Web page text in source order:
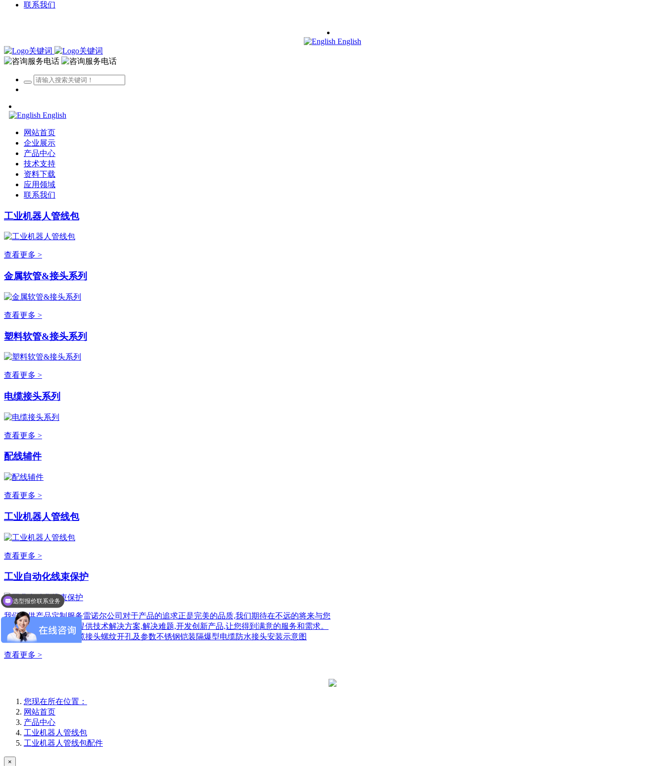
联系我们
English
English
网站首页
企业展示
产品中心
技术支持
资料下载
应用领域
联系我们
工业机器人管线包
查看更多 >
金属软管&接头系列
查看更多 >
塑料软管&接头系列
查看更多 >
电缆接头系列
查看更多 >
配线辅件
查看更多 >
工业机器人管线包
查看更多 >
工业自动化线束保护
我们提供产品定制服务雷诺尔公司对于产品的追求正是完美的品质,我们期待在不远的将来与您
有更深度的合作,为您提供技术解决方案,解决难题,开发创新产品,让您得到满意的服务和需求。
金属软管接头/金属电缆接头螺纹开孔及参数不锈钢铠装隔爆型电缆防水接头安装示意图
查看更多 >
您现在所在位置：
网站首页
产品中心
工业机器人管线包
工业机器人管线包配件
×
选型报价联系业务